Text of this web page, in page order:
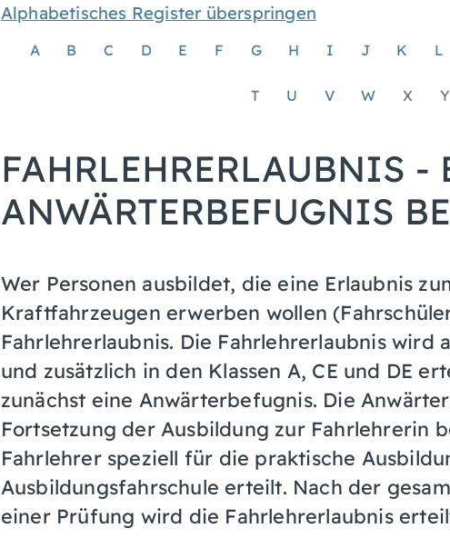
Alphabetisches Register überspringen
A B C D E F G H I J K L
T U V W X Y
FAHRLEHRERLAUBNIS -
ANWÄRTERBEFUGNIS
Wer Personen ausbildet, die eine Erlaubnis
Kraftfahrzeugen erwerben wollen
Fahrlehrerlaubnis. Die Fahrlehrerlaubnis wird
und zusätzlich in den Klassen A, CE und DE
zunächst eine Anwärterbefugnis. Die
Fortsetzung der Ausbildung zur Fahrlehrerin
Fahrlehrer speziell für die praktische
Ausbildungsfahrschule erteilt. Nach der
einer Prüfung wird die Fahrlehrerlaubnis